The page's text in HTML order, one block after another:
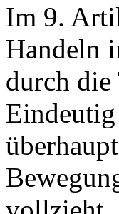
Im 9.
Handeln
durch die